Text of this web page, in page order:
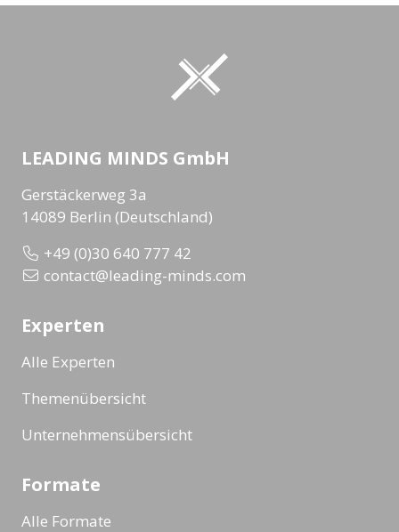
LEADING MINDS GmbH
Gerstäckerweg 3a
14089 Berlin (Deutschland)
+49 (0)30 640 777 42
contact@leading-minds.com
Experten
Alle Experten
Themenübersicht
Unternehmensübersicht
Formate
Alle Formate